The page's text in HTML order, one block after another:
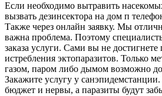
Если необходимо вытравить
вызвать дезинсектора на дом п
Также через онлайн заявку. Мы
важна проблема. Поэтому
заказа услуги. Сами вы не
истребления эктопаразитов. Только
газом, паром либо дымом возможно
Закажите услугу у
бюджет и нервы, а паразиты будут